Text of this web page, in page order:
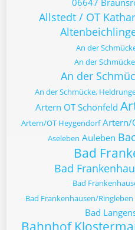
06647
Allstedt / OT
An der
An der
An der
An der Schmücke,
Artern OT Schönfeld
Artern/OT Heygendorf Artern/
Aseleben Auleben
Bad
Bad
Bad
Bad Frankenhausen/Ringleben
Bad
Bahnhof